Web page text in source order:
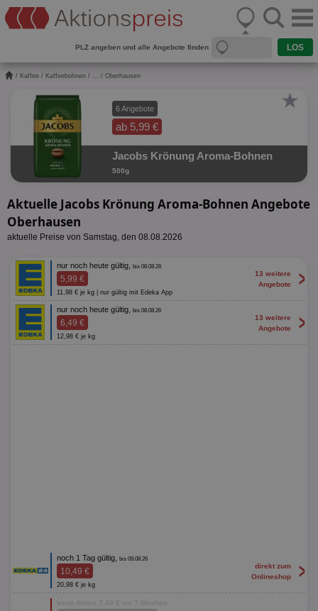
PLZ angeben und alle Angebote finden
/ Kaffee / Kaffeebohnen / ... / Oberhausen
6 Angebote
ab 5,99 €
★
Jacobs Krönung Aroma-Bohnen
500g
Aktuelle Jacobs Krönung Aroma-Bohnen Angebote
Oberhausen
aktuelle Preise von Samstag, den 08.08.2026
nur noch heute gültig, bis 08.08.26
5,99 €
11,98 € je kg | nur gültig mit Edeka App
13 weitere
Angebote
>
nur noch heute gültig, bis 08.08.26
6,49 €
12,98 € je kg
13 weitere
Angebote
>
noch 1 Tag gültig, bis 09.08.26
10,49 €
20,98 € je kg
direkt zum
Onlineshop
>
letzte Aktion 7,49 € vor 7 Wochen